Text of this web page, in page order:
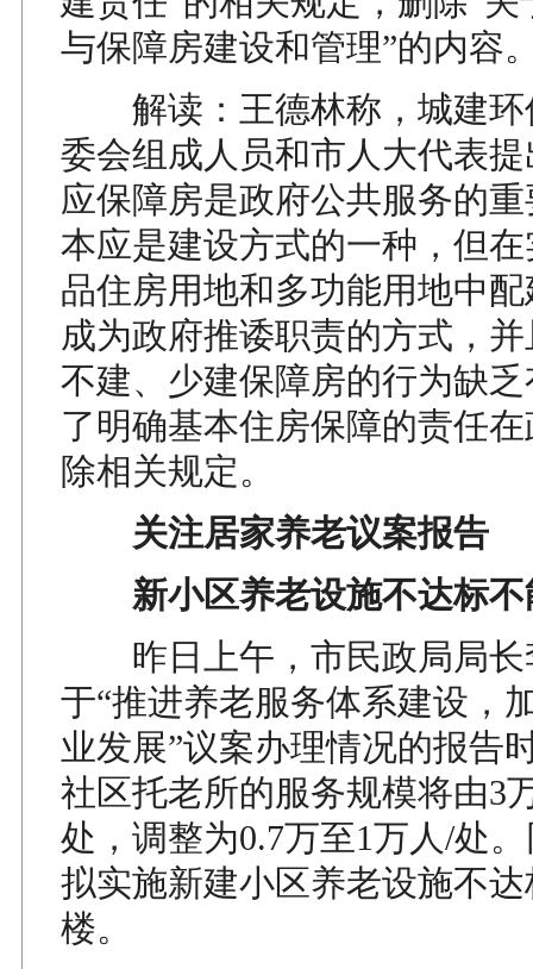
与保障房建设和管理”的内容
解读：王德林称，城建环
委会组成人员和市人大代表
应保障房是政府公共服务的
本应是建设方式的一种，但
品住房用地和多功能用地中
成为政府推诿职责的方式，
不建、少建保障房的行为缺
了明确基本住房保障的责任
除相关规定。
关注居家养老议案报告
新小区养老设施不达标不
昨日上午，市民政局局长
于“推进养老服务体系建设，
业发展”议案办理情况的报告
社区托老所的服务规模将由3
处，调整为0.7万至1万人/处
拟实施新建小区养老设施不
楼。